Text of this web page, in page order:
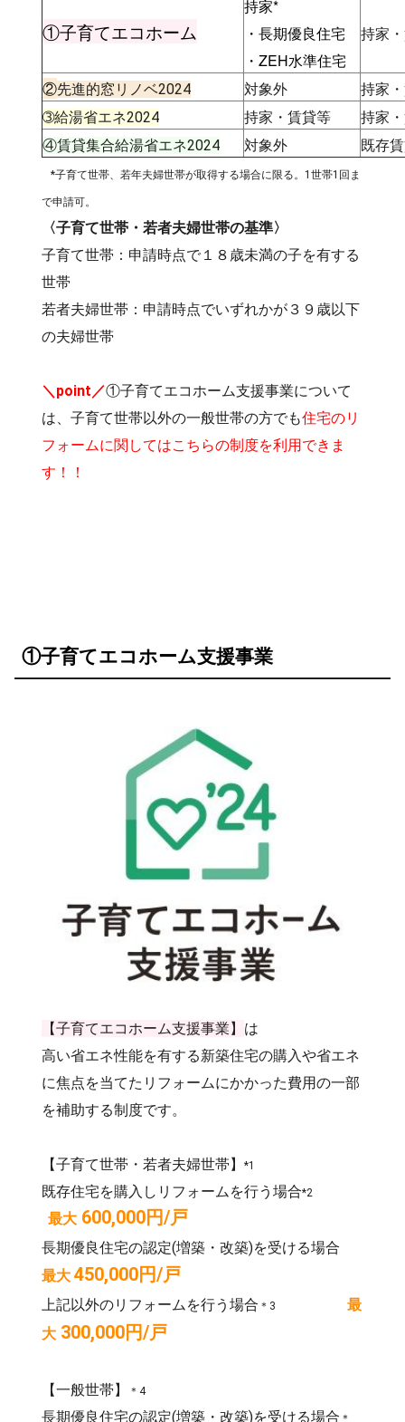
①子育てエコホーム
持家*
・長期優良住宅
・ZEH水準住宅
持家
②先進的窓リノベ2024 対象外
持家
➂給湯省エネ2024
持家・賃貸等
持家
④賃貸集合給湯省エネ2024
対象外 既存
*子育て世帯、若年夫婦世帯が取得する場合に限る。1世帯1回ま
で申請可。
〈子育て世帯・若者夫婦世帯の基準〉
子育て世帯：申請時点で１８歳未満の子を有する
世帯
若者夫婦世帯：申請時点でいずれかが３９歳以下
の夫婦世帯
＼point／①子育てエコホーム支援事業について
は、子育て世帯以外の一般世帯の方でも住宅のリ
フォームに関してはこちらの制度を利用できま
す！！
①子育てエコホーム支援事業
【子育てエコホーム支援事業】 は
高い省エネ性能を有する新築住宅の購入や省エネ
に焦点を当てたリフォームにかかった費用の一部
を補助する制度です。
【子育て世帯・若者夫婦世帯】 *1
既存住宅を購入しリフォームを行う場合*2
最大600,000円/戸
長期優良住宅の認定(増築・改築)を受ける場合
最大 450,000円/戸
上記以外のリフォームを行う場合 ＊3
最
大300,000円/戸
【一般世帯】 ＊4
長期優良住宅の認定(増築・改築)を受ける場合 ＊